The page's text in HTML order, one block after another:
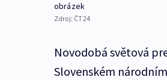
obrázek
Zdroj: ČT24
Novodobá světová
Slovenském